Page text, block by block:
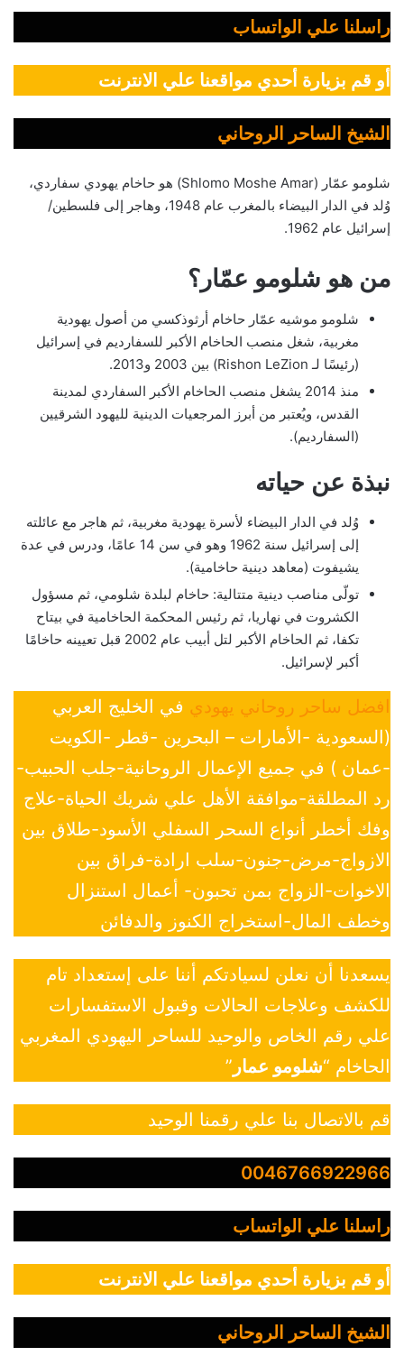
راسلنا علي الواتساب
أو قم بزيارة أحدي مواقعنا علي الانترنت
الشيخ الساحر الروحاني
شلومو عمّار (Shlomo Moshe Amar) هو حاخام يهودي سفاردي،
وُلد في الدار البيضاء بالمغرب عام 1948، وهاجر إلى فلسطين/
إسرائيل عام 1962.
من هو شلومو عمّار؟
شلومو موشيه عمّار حاخام أرثوذكسي من أصول يهودية
مغربية، شغل منصب الحاخام الأكبر للسفارديم في إسرائيل
(رئيسًا لـ Rishon LeZion) بين 2003 و2013.
منذ 2014 يشغل منصب الحاخام الأكبر السفاردي لمدينة
القدس، ويُعتبر من أبرز المرجعيات الدينية لليهود الشرقيين
(السفارديم).
نبذة عن حياته
وُلد في الدار البيضاء لأسرة يهودية مغربية، ثم هاجر مع عائلته
إلى إسرائيل سنة 1962 وهو في سن 14 عامًا، ودرس في عدة
يشيفوت (معاهد دينية حاخامية).
تولّى مناصب دينية متتالية: حاخام لبلدة شلومي، ثم مسؤول
الكشروت في نهاريا، ثم رئيس المحكمة الحاخامية في بيتاح
تكفا، ثم الحاخام الأكبر لتل أبيب عام 2002 قبل تعيينه حاخامًا
أكبر لإسرائيل.
افضل ساحر روحاني يهودي في الخليج العربي
(السعودية -الأمارات – البحرين -قطر -الكويت
-عمان ) في جميع الإعمال الروحانية-جلب الحبيب-
رد المطلقة-موافقة الأهل علي شريك الحياة-علاج
وفك أخطر أنواع السحر السفلي الأسود-طلاق بين
الازواج-مرض-جنون-سلب ارادة-فراق بين
الاخوات-الزواج بمن تحبون- أعمال استنزال
وخطف المال-استخراج الكنوز والدفائن
يسعدنا أن نعلن لسيادتكم أننا على إستعداد تام
للكشف وعلاجات الحالات وقبول الاستفسارات
علي رقم الخاص والوحيد للساحر اليهودي المغربي
الحاخام “شلومو عمار ”
قم بالاتصال بنا علي رقمنا الوحيد
0046766922966
راسلنا علي الواتساب
أو قم بزيارة أحدي مواقعنا علي الانترنت
الشيخ الساحر الروحاني